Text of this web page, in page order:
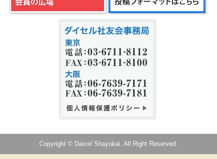
Copyright © Daicel Shayukai. All Right Reserved.